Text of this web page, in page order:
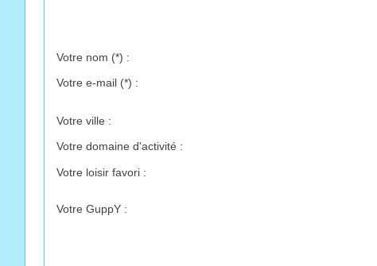
Votre nom (*) :
Votre e-mail (*) :
Votre ville :
Votre domaine d'activité :
Votre loisir favori :
Votre GuppY :